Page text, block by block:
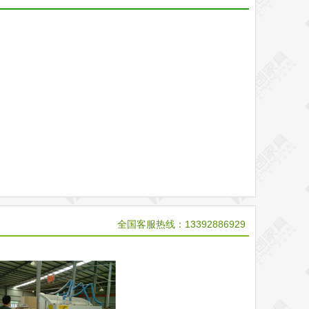
全国客服热线：13392886929